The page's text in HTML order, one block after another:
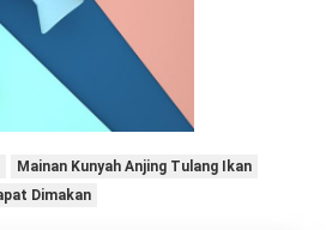
Mainan Kunyah Anjing Tulang Ikan
Dimakan